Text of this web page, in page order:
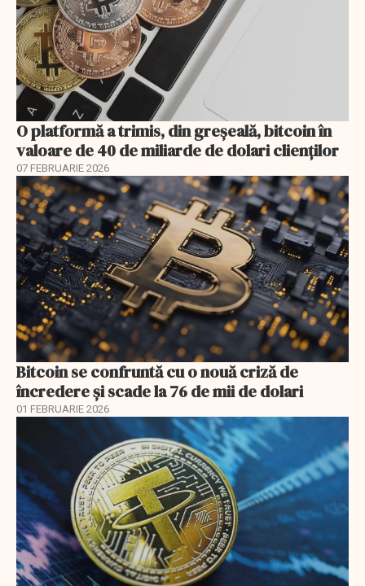
O platformă a trimis, din greşeală, bitcoin în
valoare de 40 de miliarde de dolari clienţilor
07 FEBRUARIE 2026
Bitcoin se confruntă cu o nouă criză de
încredere și scade la 76 de mii de dolari
01 FEBRUARIE 2026